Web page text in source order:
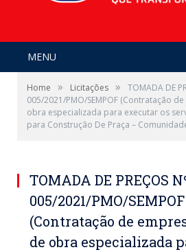
MENU
Home » Licitações »
TOMADA DE
005/2021/PMO/SEMPOF (Contratação
obra especializada para executar os
para Construção De Praça –
TOMADA DE PREÇOS
005/2021/PMO/SEMPOF
(Contratação de
de obra especializada